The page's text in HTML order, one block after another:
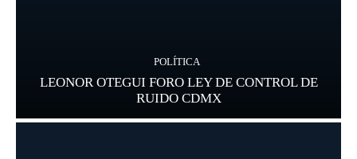
POLÍTICA
LEONOR OTEGUI FORO LEY DE CONTROL DE
RUIDO CDMX